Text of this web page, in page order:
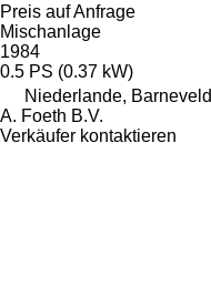
Preis auf Anfrage
Mischanlage
1984
0.5 PS (0.37 kW)
Niederlande, Barneveld
A. Foeth B.V.
Verkäufer kontaktieren